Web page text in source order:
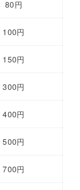
80円
100円
150円
300円
400円
500円
700円